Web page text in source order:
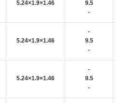
5.24×1.9×1.46
9.5
-
5.24×1.9×1.46
-
9.5
-
5.24×1.9×1.46
-
9.5
-